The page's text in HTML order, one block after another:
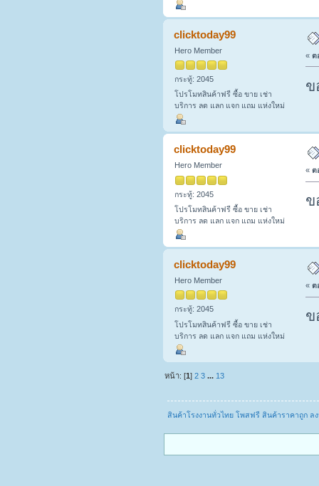
clicktoday99
Hero Member
กระทู้: 2045
โปรโมทสินค้าฟรี ซื้อ ขาย เช่า
บริการ ลด แลก แจก แถม แห่งใหม่
« ต
ข
clicktoday99
Hero Member
กระทู้: 2045
โปรโมทสินค้าฟรี ซื้อ ขาย เช่า
บริการ ลด แลก แจก แถม แห่งใหม่
« ต
ข
clicktoday99
Hero Member
กระทู้: 2045
โปรโมทสินค้าฟรี ซื้อ ขาย เช่า
บริการ ลด แลก แจก แถม แห่งใหม่
« ต
ข
หน้า: [1]2 3 ... 13
สินค้าโรงงานทั่วไทย โพสฟรี สินค้าราคาถูก ล